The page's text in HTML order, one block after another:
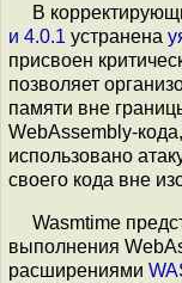
В
и 4.0.1 устранена
присвоен
позволяет
памяти вне
WebAssembly-
использовано
своего кода вне
Wasmtime
выполнения
расширениями